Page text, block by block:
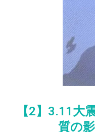
【2】3.11大
質の